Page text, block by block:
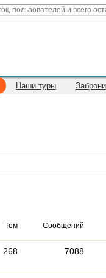
Наши туры
Тем Сообщений
268 7088